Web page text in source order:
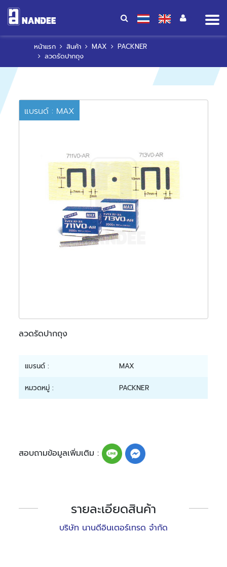
หน้าแรก สินค้า MAX
PACKNER
ลวดรัดปากถุง
แบรนด์ : MAX
ลวดรัดปากถุง
แบรนด์ : MAX
หมวดหมู่ : PACKNER
สอบถามข้อมูลเพิ่มเติม :
รายละเอียดสินค้า
บริษัท นานดีอินเตอร์เทรด จำกัด